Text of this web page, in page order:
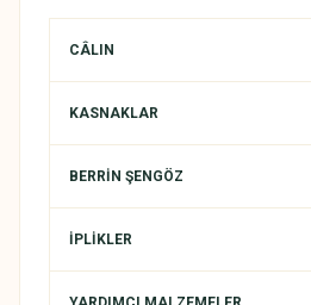
CÂLIN
KASNAKLAR
BERRİN ŞENGÖZ
İPLİKLER